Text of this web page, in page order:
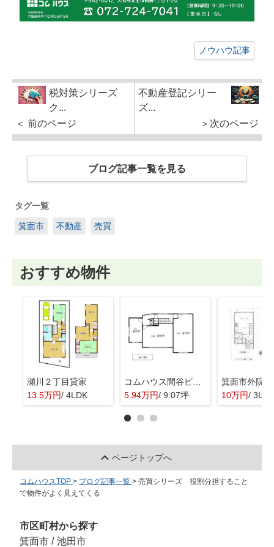
ノウハウ記事
税対策シリーズ
ク...
＜ 前のページ
不動産登記シリー
ズ...
＞次のページ
ブログ記事一覧を見る
タグ一覧
箕面市 不動産 売買
おすすめ物件
瀬川２丁目貸家
13.5万円/ 4LDK
コムハウス間谷ビル 3階
5.94万円/ 9.07坪 10万円/ 3LDK
ページトップへ
コムハウスTOP > ブログ記事一覧 > 売買シリーズ 役割分担すること
で物件がよく見えてくる
市区町村から探す
箕面市 / 池田市